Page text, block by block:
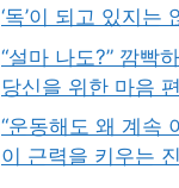
‘독’이 되고 있지는
“설마 나도?” 깜빡
당신을 위한 마음
“운동해도 왜 계속
이 근력을 키우는